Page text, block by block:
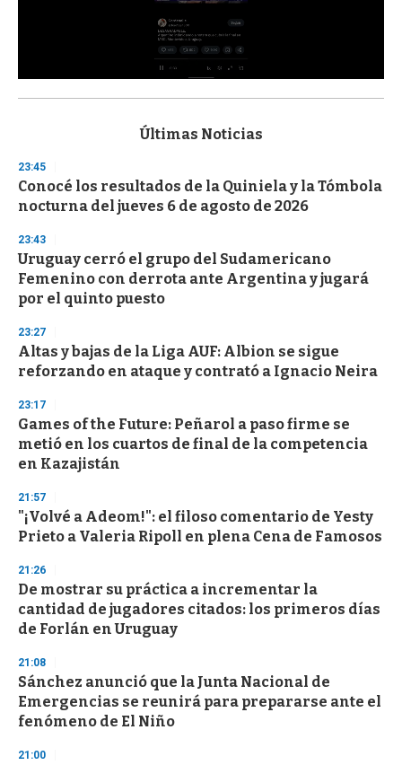
s
d
s
o
f
3
s
e
c
o
d
s
Últimas Noticias
23:45
Conocé los resultados de la Quiniela y la Tómbola
nocturna del jueves 6 de agosto de 2026
23:43
Uruguay cerró el grupo del Sudamericano
Femenino con derrota ante Argentina y jugará
por el quinto puesto
23:27
Altas y bajas de la Liga AUF: Albion se sigue
reforzando en ataque y contrató a Ignacio Neira
23:17
Games of the Future: Peñarol a paso firme se
metió en los cuartos de final de la competencia
en Kazajistán
21:57
"¡Volvé a Adeom!": el filoso comentario de Yesty
Prieto a Valeria Ripoll en plena Cena de Famosos
21:26
De mostrar su práctica a incrementar la
cantidad de jugadores citados: los primeros días
de Forlán en Uruguay
21:08
Sánchez anunció que la Junta Nacional de
Emergencias se reunirá para prepararse ante el
fenómeno de El Niño
21:00